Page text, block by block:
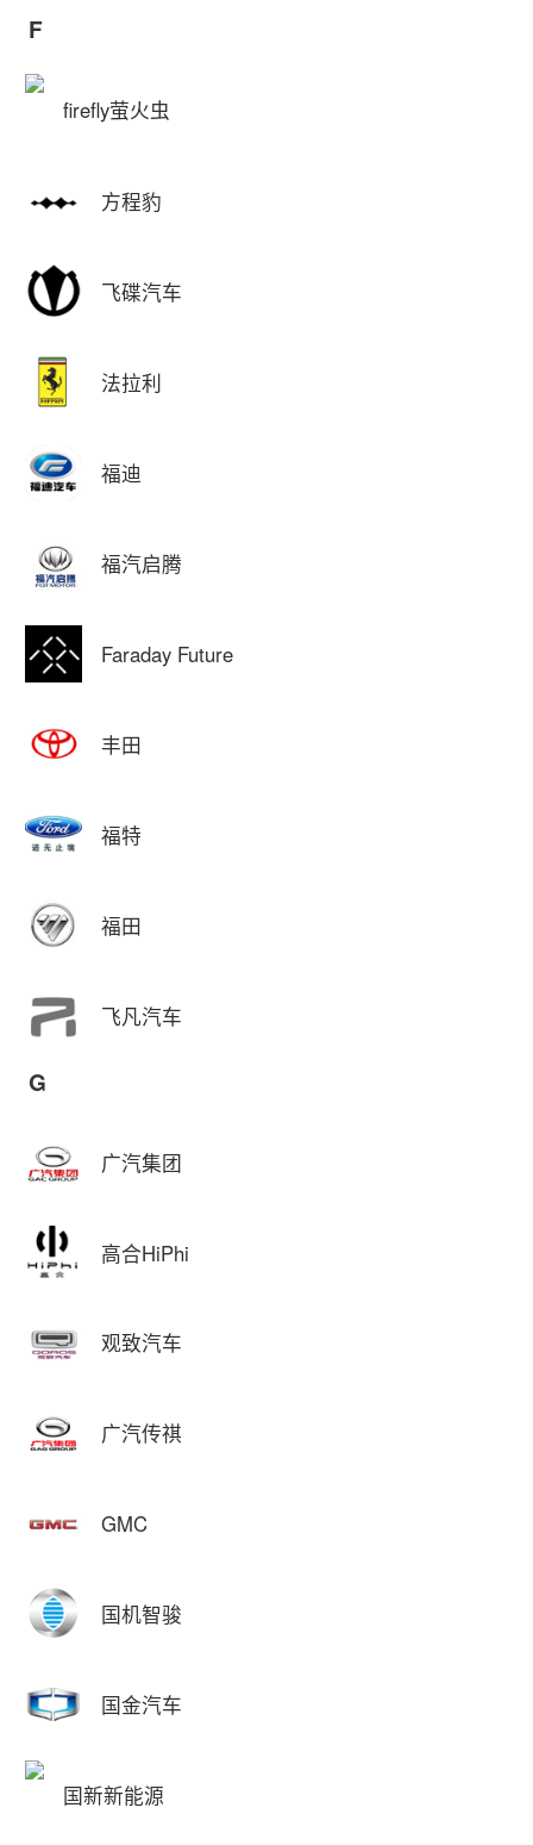
F
firefly萤火虫
方程豹
飞碟汽车
法拉利
福迪
福汽启腾
Faraday Future
丰田
福特
福田
飞凡汽车
G
广汽集团
高合HiPhi
观致汽车
广汽传祺
GMC
国机智骏
国金汽车
国新新能源